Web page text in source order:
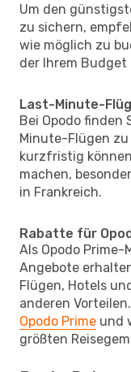
Um den
zu sichern,
wie möglich zu
der Ihrem
Last-Minute-
Bei Opodo finden
Minute-Flügen
kurzfristig
machen,
in Frankreich.
Rabatte für
Als Opodo Prime-
Angebote
Flügen, Hotels
anderen
Opodo Prime und
größten